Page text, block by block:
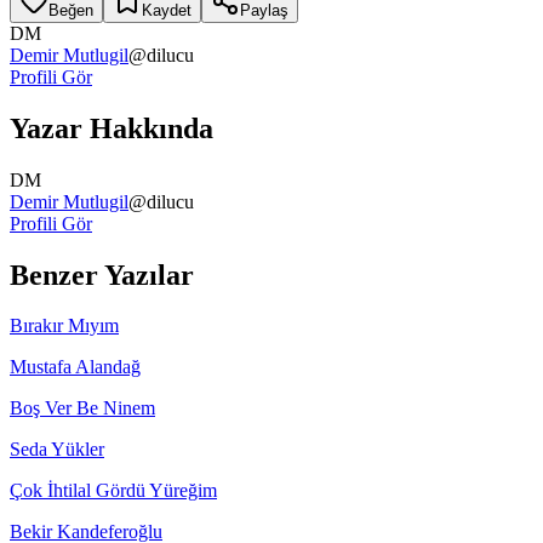
Beğen Kaydet Paylaş
DM
Demir Mutlugil@dilucu
Profili Gör
Yazar Hakkında
DM
Demir Mutlugil@dilucu
Profili Gör
Benzer Yazılar
Bırakır Mıyım
Mustafa Alandağ
Boş Ver Be Ninem
Seda Yükler
Çok İhtilal Gördü Yüreğim
Bekir Kandeferoğlu